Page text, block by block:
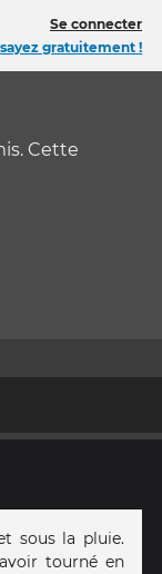
Se connecter
gratuitement !
Cette
sous la pluie.
tourné en